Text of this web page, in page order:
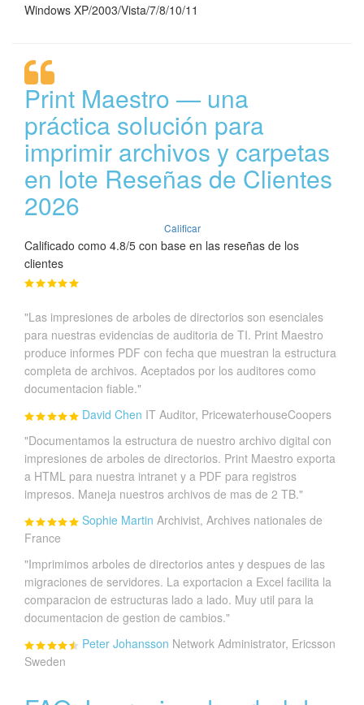
Windows XP/2003/Vista/7/8/10/11
Print Maestro — una
práctica solución para
imprimir archivos y carpetas
en lote Reseñas de Clientes
2026
Calificar
Calificado como 4.8/5 con base en las reseñas de los
clientes
"Las impresiones de arboles de directorios son esenciales
para nuestras evidencias de auditoria de TI. Print Maestro
produce informes PDF con fecha que muestran la estructura
completa de archivos. Aceptados por los auditores como
documentacion fiable."
David Chen IT Auditor, PricewaterhouseCoopers
"Documentamos la estructura de nuestro archivo digital con
impresiones de arboles de directorios. Print Maestro exporta
a HTML para nuestra intranet y a PDF para registros
impresos. Maneja nuestros archivos de mas de 2 TB."
Sophie Martin Archivist, Archives nationales de
France
"Imprimimos arboles de directorios antes y despues de las
migraciones de servidores. La exportacion a Excel facilita la
comparacion de estructuras lado a lado. Muy util para la
documentacion de gestion de cambios."
Peter Johansson Network Administrator, Ericsson
Sweden